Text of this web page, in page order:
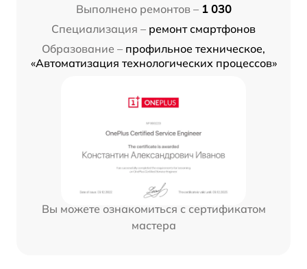
Выполнено ремонтов – 1 030
Специализация – ремонт смартфонов
Образование – профильное техническое,
«Автоматизация технологических процессов»
Вы можете ознакомиться с сертификатом
мастера